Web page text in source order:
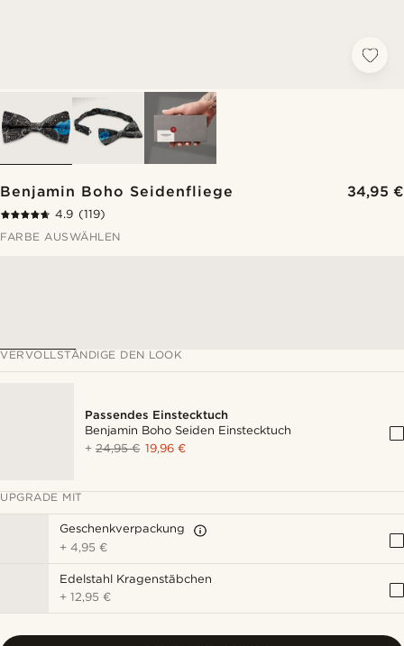
Benjamin Boho Seidenfliege 34,95 €
4.9 (119)
FARBE AUSWÄHLEN
VERVOLLSTÄNDIGE DEN LOOK
Passendes Einstecktuch
Benjamin Boho Seiden Einstecktuch
+24,95 € 19,96 €
UPGRADE MIT
Geschenkverpackung
+4,95 €
Edelstahl Kragenstäbchen
+12,95 €